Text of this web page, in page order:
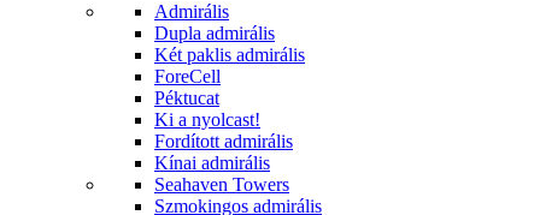
Admirális
Dupla admirális
Két paklis admirális
ForeCell
Péktucat
Ki a nyolcast!
Fordított admirális
Kínai admirális
Seahaven Towers
Szmokingos admirális